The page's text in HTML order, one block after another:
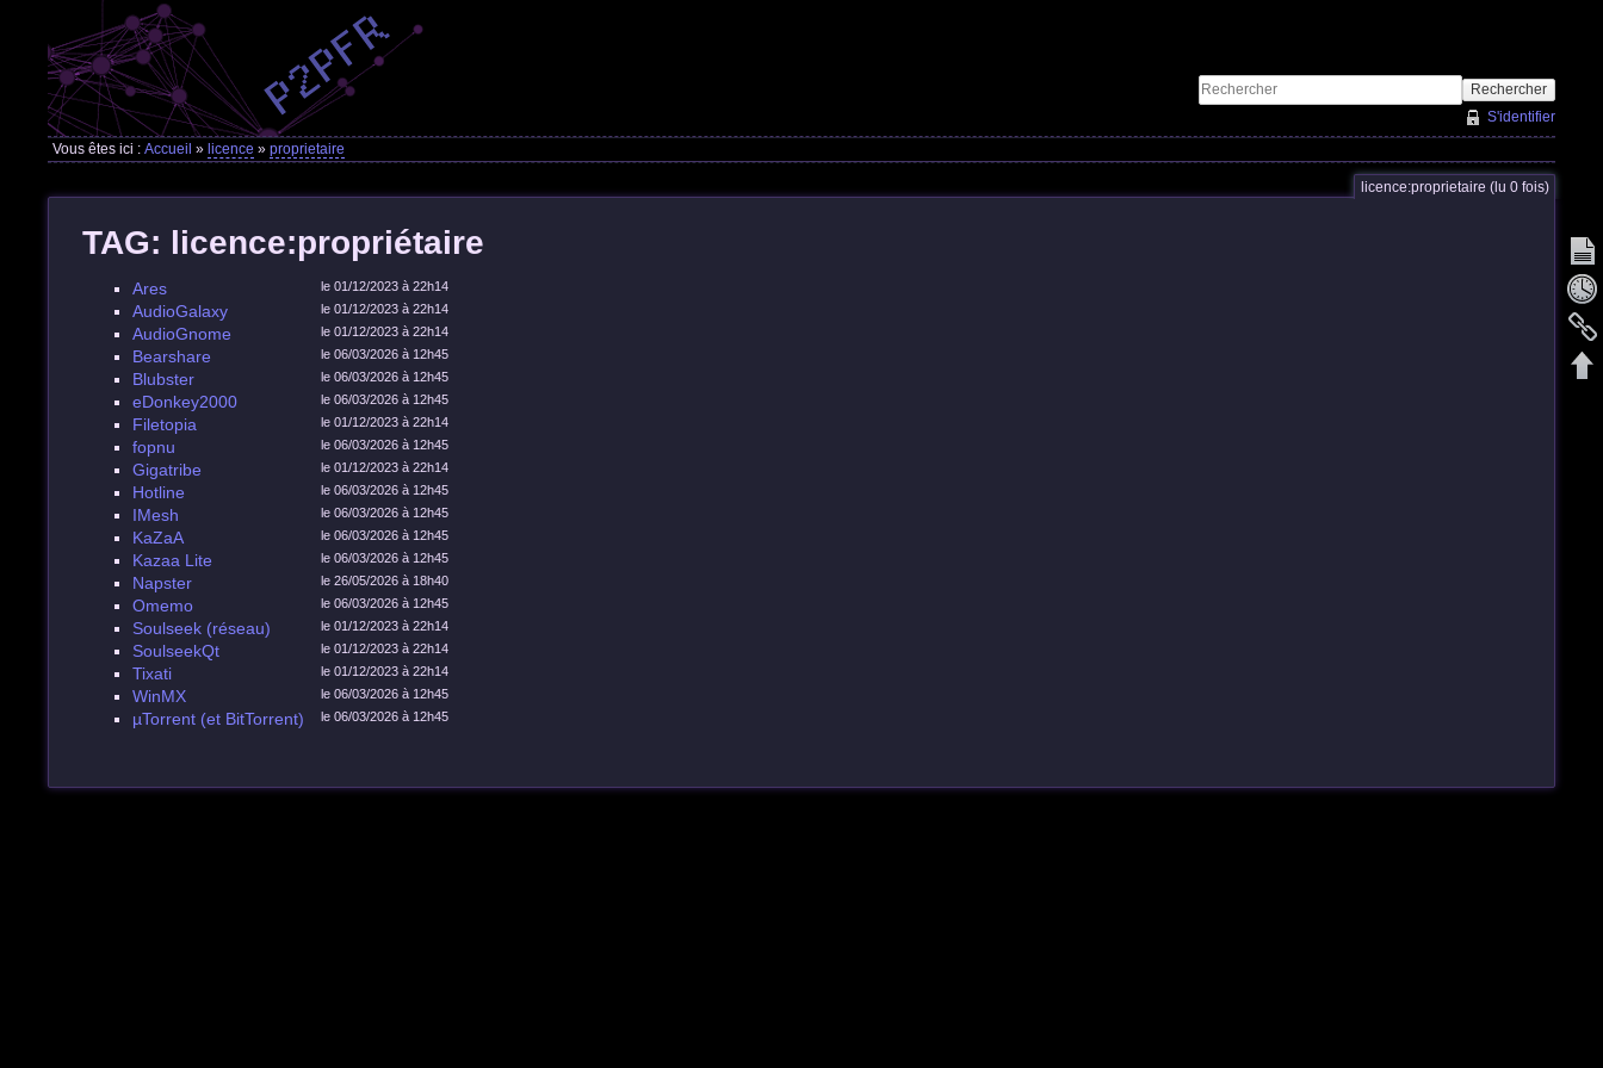
Rechercher
S'identifier
Vous êtes ici :Accueil » licence »proprietaire
licence:proprietaire (lu 0 fois)
TAG: licence:propriétaire
Ares le 01/12/2023 à 22h14
AudioGalaxy le 01/12/2023 à 22h14
AudioGnome le 01/12/2023 à 22h14
Bearshare le 06/03/2026 à 12h45
Blubster le 06/03/2026 à 12h45
eDonkey2000 le 06/03/2026 à 12h45
Filetopia le 01/12/2023 à 22h14
fopnu le 06/03/2026 à 12h45
Gigatribe le 01/12/2023 à 22h14
Hotline le 06/03/2026 à 12h45
IMesh le 06/03/2026 à 12h45
KaZaA le 06/03/2026 à 12h45
Kazaa Lite le 06/03/2026 à 12h45
Napster le 26/05/2026 à 18h40
Omemo le 06/03/2026 à 12h45
Soulseek (réseau) le 01/12/2023 à 22h14
SoulseekQt le 01/12/2023 à 22h14
Tixati le 01/12/2023 à 22h14
WinMX le 06/03/2026 à 12h45
µTorrent (et BitTorrent) le 06/03/2026 à 12h45